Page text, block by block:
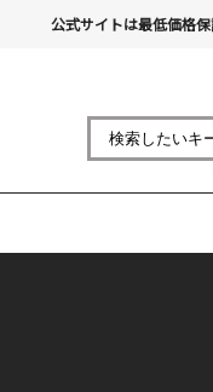
公式サイトは最低価格